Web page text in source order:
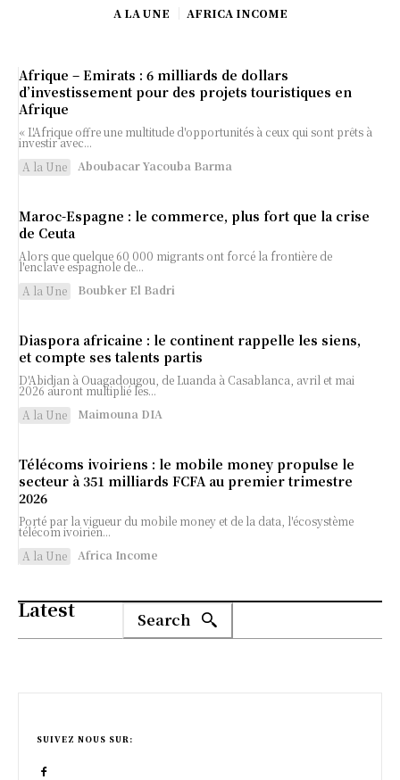
A LA UNE AFRICA INCOME
Afrique – Emirats : 6 milliards de dollars
d’investissement pour des projets touristiques en
Afrique
« L'Afrique offre une multitude d'opportunités à ceux qui sont prêts à
investir avec...
A la Une
Aboubacar Yacouba Barma
Maroc-Espagne : le commerce, plus fort que la crise
de Ceuta
Alors que quelque 60 000 migrants ont forcé la frontière de
l'enclave espagnole de...
A la Une
Boubker El Badri
Diaspora africaine : le continent rappelle les siens,
et compte ses talents partis
D'Abidjan à Ouagadougou, de Luanda à Casablanca, avril et mai
2026 auront multiplié les...
A la Une
Maimouna DIA
Télécoms ivoiriens : le mobile money propulse le
secteur à 351 milliards FCFA au premier trimestre
2026
Porté par la vigueur du mobile money et de la data, l'écosystème
télécom ivoirien...
A la Une
Africa Income
Latest Search
SUIVEZ NOUS SUR: